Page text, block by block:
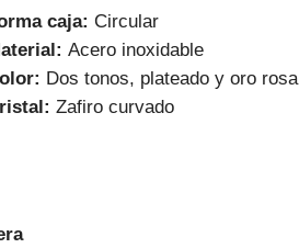
caja: Circular
Acero inoxidable
Dos tonos, plateado y oro rosa
Zafiro curvado